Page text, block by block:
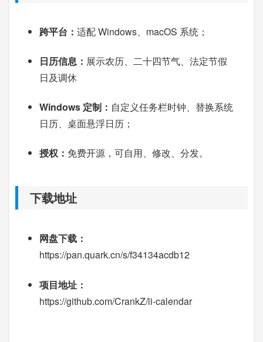
跨平台： 适配 Windows、macOS 系统；
日历信息： 展示农历、二十四节气、法定节假
日及调休
Windows 定制： 自定义任务栏时钟、替换系统
日历、桌面悬浮日历；
授权： 免费开源，可自用、修改、分发。
下载地址
网盘下载：
https://pan.quark.cn/s/f34134acdb12
项目地址：
https://github.com/CrankZ/li-calendar